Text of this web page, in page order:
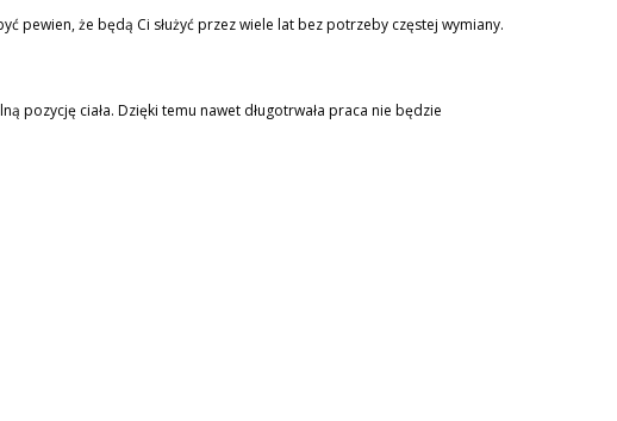
pewien, że będą Ci służyć przez wiele lat bez potrzeby częstej wymiany.
pozycję ciała. Dzięki temu nawet długotrwała praca nie będzie